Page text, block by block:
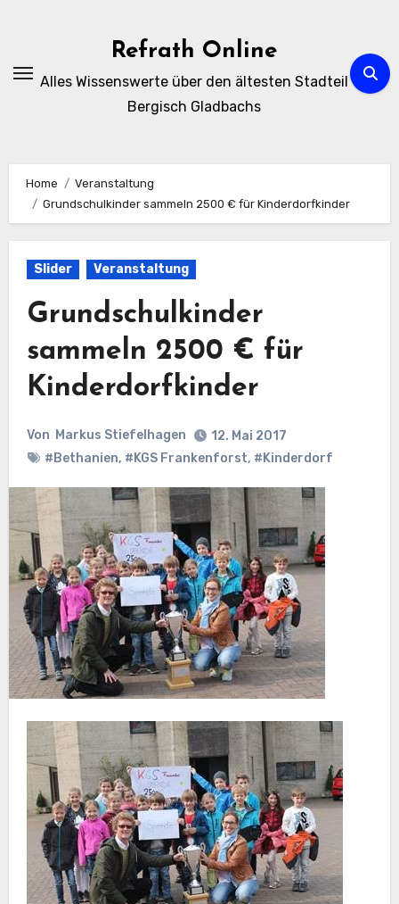
Refrath Online
Alles Wissenswerte über den ältesten Stadteil
Bergisch Gladbachs
Home
Veranstaltung
Grundschulkinder sammeln 2500 € für Kinderdorfkinder
Slider Veranstaltung
Grundschulkinder
sammeln 2500 € für
Kinderdorfkinder
Von Markus Stiefelhagen
12. Mai 2017
#Bethanien, #KGS Frankenforst, #Kinderdorf